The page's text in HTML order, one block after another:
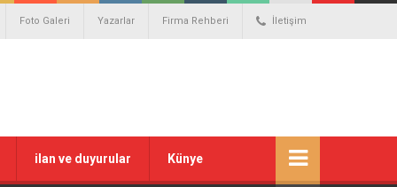
Foto Galeri Yazarlar Firma Rehberi İletişim
ilan ve duyurular Künye